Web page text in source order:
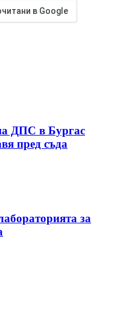
в Google
ДПС в Бургас
пред съда
за